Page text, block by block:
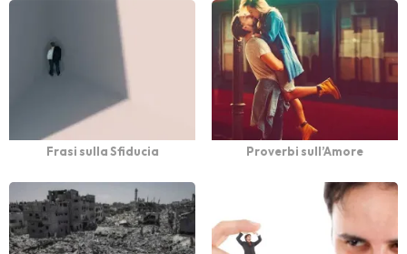
Frasi sulla Sfiducia Proverbi sull’Amore